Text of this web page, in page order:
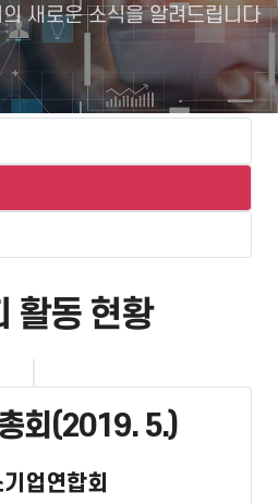
새로운 소식을 알려드립니다
활동 현황
회(2019. 5.)
업연합회